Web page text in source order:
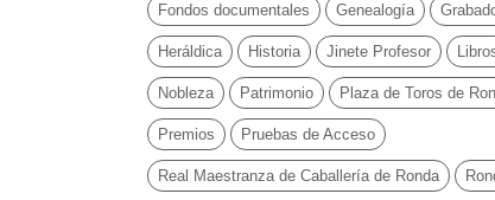
Fondos documentales Genealogía
Heráldica Historia Jinete Profesor
Nobleza Patrimonio Plaza de Toros de
Premios Pruebas de Acceso
Real Maestranza de Caballería de Ronda